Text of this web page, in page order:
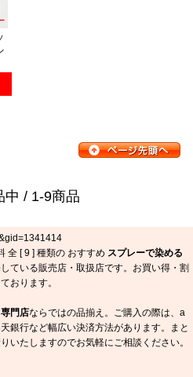
中 / 1-9商品
全 [9 ] 種類の おすすめ スプレーで染める
ている販売店・取扱店です。お買い得・割
おります。
門店ならではの品揃え。ご購入の際は、a
銀行など幅広い決済方法があります。まと
いたしますのでお気軽にご相談ください。